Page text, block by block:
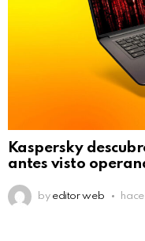
Kaspersky
antes visto
by editor web